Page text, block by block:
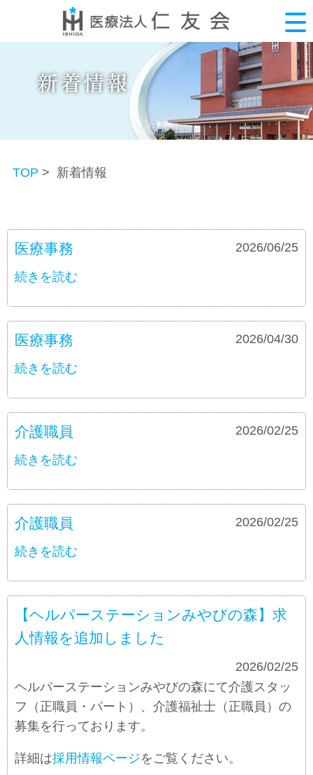
TOP > 新着情報
医療事務 2026/06/25
続きを読む
医療事務 2026/04/30
続きを読む
介護職員 2026/02/25
続きを読む
介護職員 2026/02/25
続きを読む
【ヘルパーステーションみやびの森】求
人情報を追加しました
2026/02/25
ヘルパーステーションみやびの森にて介護スタッ
フ（正職員・パート）、介護福祉士（正職員）の
募集を行っております。
詳細は採用情報ページをご覧ください。